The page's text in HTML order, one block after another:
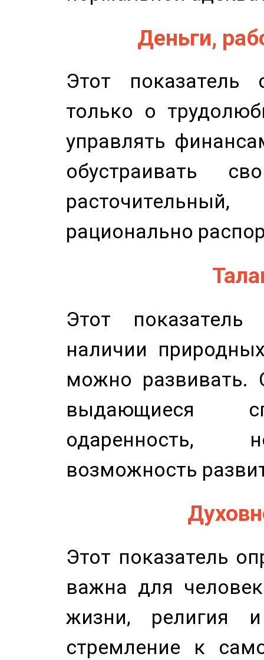
Деньги,
Этот показатель
только о
управлять
обустраивать
рационально
Этот показатель
наличии
можно развивать.
выдающиеся
одаренность,
возможность
Этот показатель
важна для
жизни, религия
стремление к